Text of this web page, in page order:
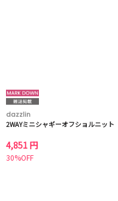
dazzlin
2WAYミニシャギーオフショルニット
4,851 円
30%OFF